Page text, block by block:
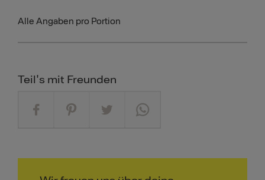
Alle Angaben pro Portion
Teil's mit Freunden